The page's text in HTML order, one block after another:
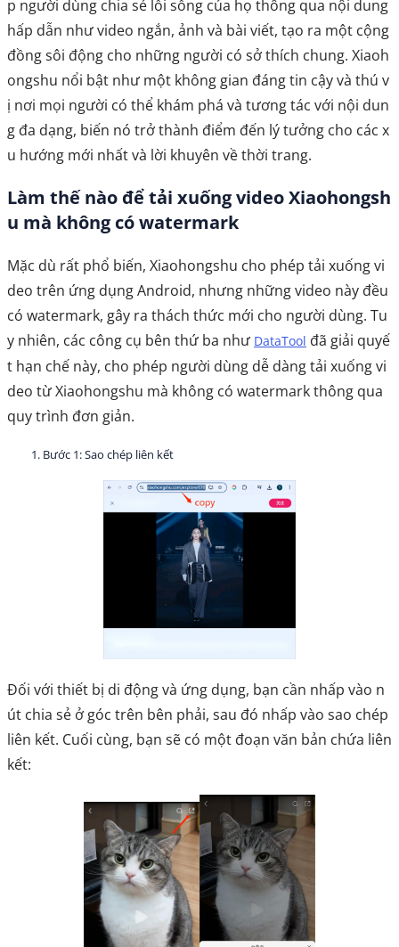
p người dùng chia sẻ lối sống của họ thông qua nội dung
hấp dẫn như video ngắn, ảnh và bài viết, tạo ra một cộng
đồng sôi động cho những người có sở thích chung. Xiaoh
ongshu nổi bật như một không gian đáng tin cậy và thú v
ị nơi mọi người có thể khám phá và tương tác với nội dun
g đa dạng, biến nó trở thành điểm đến lý tưởng cho các x
u hướng mới nhất và lời khuyên về thời trang.
Làm thế nào để tải xuống video Xiaohongsh
u mà không có watermark
Mặc dù rất phổ biến, Xiaohongshu cho phép tải xuống vi
deo trên ứng dụng Android, nhưng những video này đều
có watermark, gây ra thách thức mới cho người dùng. Tu
y nhiên, các công cụ bên thứ ba như DataTool đã giải quyế
t hạn chế này, cho phép người dùng dễ dàng tải xuống vi
deo từ Xiaohongshu mà không có watermark thông qua
quy trình đơn giản.
Bước 1: Sao chép liên kết
Đối với thiết bị di động và ứng dụng, bạn cần nhấp vào n
út chia sẻ ở góc trên bên phải, sau đó nhấp vào sao chép
liên kết. Cuối cùng, bạn sẽ có một đoạn văn bản chứa liên
kết: